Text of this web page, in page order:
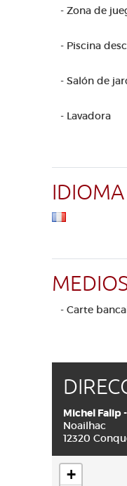
- Zona de
- Piscina
- Salón de
- Lavadora
IDIOMA
- Carte
Michel Falip
Noailhac
12320
+